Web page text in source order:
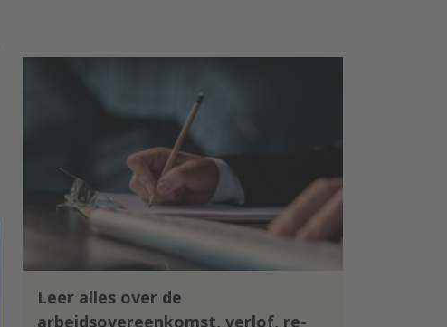
Leer alles over de
arbeidsovereenkomst, verlof, re-